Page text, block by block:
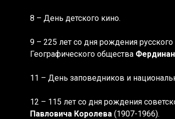
8 – День детского кино.
9 – 225 лет со дня рождения
Географического общества
11 – День заповедников и
12 – 115 лет со дня рождения
Павловича Королева (1907-1966).